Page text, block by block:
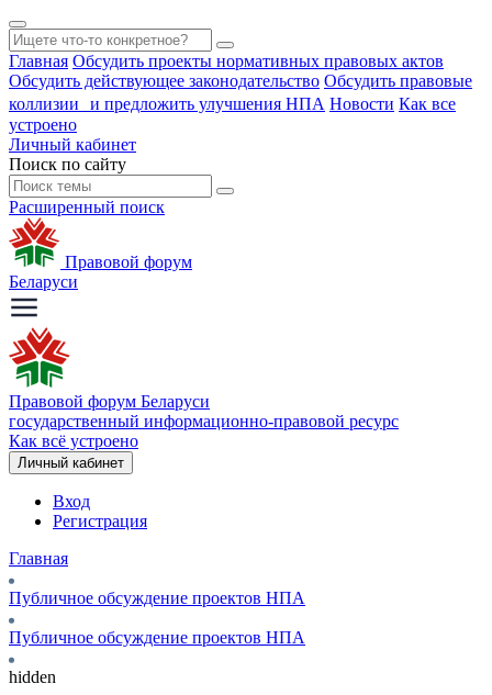
Главная Обсудить проекты нормативных правовых актов
Обсудить действующее законодательство Обсудить правовые
коллизии и предложить улучшения НПА Новости Как все
устроено
Личный кабинет
Поиск по сайту
Расширенный поиск
Правовой форум
Беларуси
Правовой форум Беларуси
государственный информационно-правовой ресурс
Как всё устроено
Личный кабинет
Вход
Регистрация
Главная
Публичное обсуждение проектов НПА
Публичное обсуждение проектов НПА
hidden